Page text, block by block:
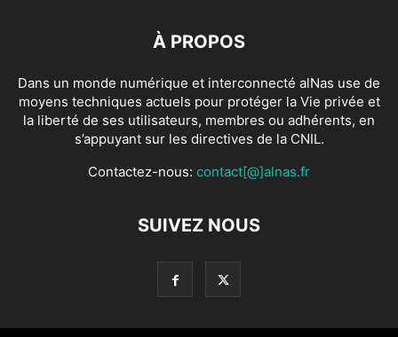
À PROPOS
Dans un monde numérique et interconnecté alNas use de
moyens techniques actuels pour protéger la Vie privée et
la liberté de ses utilisateurs, membres ou adhérents, en
s’appuyant sur les directives de la CNIL.
Contactez-nous: contact[@]alnas.fr
SUIVEZ NOUS